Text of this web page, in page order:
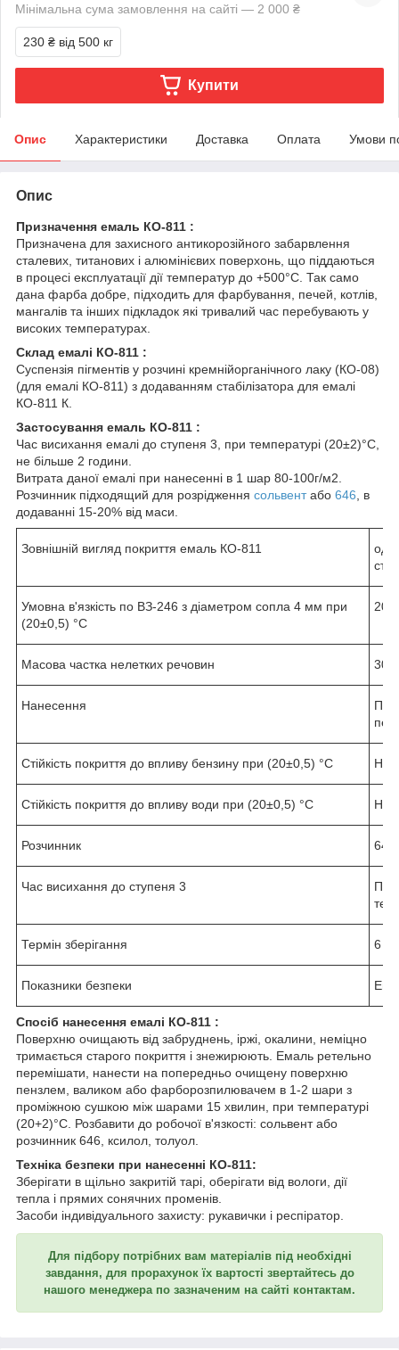
Мінімальна сума замовлення на сайті — 2 000 ₴
230 ₴ від 500 кг
Купити
Опис Характеристики Доставка Оплата Умови
Опис
Призначення емаль КО-811 :
Призначена для захисного антикорозійного забарвлення
сталевих, титанових і алюмінієвих поверхонь, що піддаються
в процесі експлуатації дії температур до +500°С. Так само
дана фарба добре, підходить для фарбування, печей, котлів,
мангалів та інших підкладок які тривалий час перебувають у
високих температурах.
Склад емалі КО-811 :
Суспензія пігментів у розчині кремнійорганічного лаку (КО-08)
(для емалі КО-811) з додаванням стабілізатора для емалі
КО-811 К.
Застосування емаль КО-811 :
Час висихання емалі до ступеня 3, при температурі (20±2)°C,
не більше 2 години.
Витрата даної емалі при нанесенні в 1 шар 80-100г/м2.
Розчинник підходящий для розрідження сольвентабо 646 , в
додаванні 15-20% від маси.
Зовнішній вигляд покриття емаль КО-811
Умовна в'язкість по ВЗ-246 з діаметром сопла 4 мм при
(20±0,5) °С
20-
Масова частка нелетких речовин 30-
Нанесення
Стійкість покриття до впливу бензину при (20±0,5) °С Не
Стійкість покриття до впливу води при (20±0,5) °С Не
Розчинник
Час висихання до ступеня 3
При
Термін зберігання 6
Показники безпеки
Спосіб нанесення емалі КО-811 :
Поверхню очищають від забруднень, іржі, окалини, неміцно
тримається старого покриття і знежирюють. Емаль ретельно
перемішати, нанести на попередньо очищену поверхню
пензлем, валиком або фарборозпилювачем в 1-2 шари з
проміжною сушкою між шарами 15 хвилин, при температурі
(20+2)°С. Розбавити до робочої в'язкості: сольвент або
розчинник 646, ксилол, толуол.
Техніка безпеки при нанесенні КО-811:
Зберігати в щільно закритій тарі, оберігати від вологи, дії
тепла і прямих сонячних променів.
Засоби індивідуального захисту: рукавички і респіратор.
Для підбору потрібних вам матеріалів під необхідні
завдання, для прорахунок їх вартості звертайтесь до
нашого менеджера по зазначеним на сайті контактам.